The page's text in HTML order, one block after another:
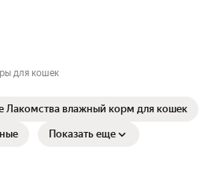
для кошек
Лакомства влажный корм для кошек
Показать еще